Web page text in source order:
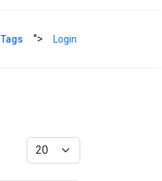
Tags "> Login
Anzeige #